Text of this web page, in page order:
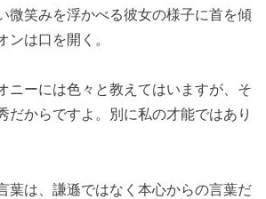
笑みを浮かべる彼女の様子に首を傾
ンは口を開く。
ニーには色々と教えてはいますが、そ
だからですよ。別に私の才能ではあり
葉は、謙遜ではなく本心からの言葉だ